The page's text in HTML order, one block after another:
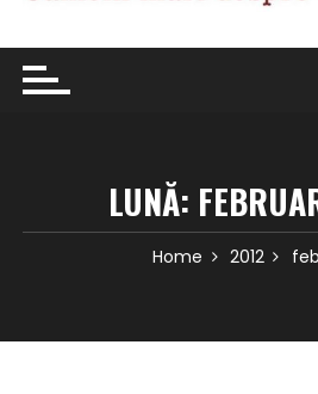
LUNĂ:
Home 2012